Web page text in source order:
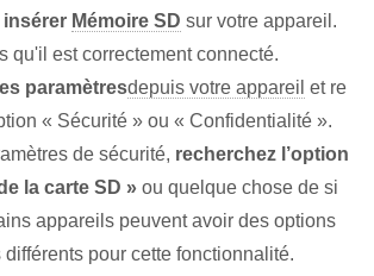
insérer Mémoire SD sur votre appareil.
qu'il est correctement connecté.
paramètresdepuis votre appareil et re
« Sécurité » ou « Confidentialité ».
de sécurité, recherchez l’option
la carte SD » ou quelque chose de si
appareils peuvent avoir des options
pour cette fonctionnalité.